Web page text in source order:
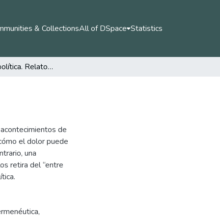
& CollectionsAll of DSpace Statistics
El dolor y la política. Relatos de sujetos mundanos
de
el dolor puede
una
retira del “entre
,